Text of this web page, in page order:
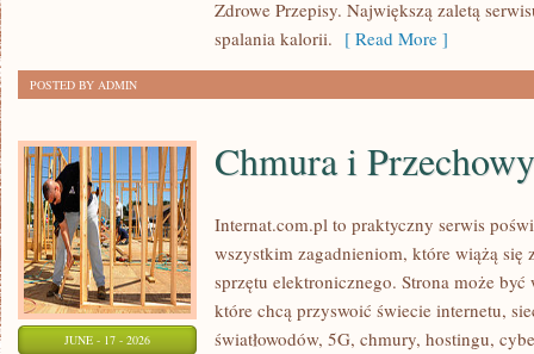
Zdrowe Przepisy. Największą zaletą
spalania kalorii. [ Read More ]
POSTED BY ADMIN
JUNE - 17 - 2026
Chmura i
Internat.com.pl to praktyczny serwis
wszystkim zagadnieniom, które wiążą się
sprzętu elektronicznego. Strona może
które chcą przyswoić świecie internetu,
światłowodów, 5G, chmury, hostingu,